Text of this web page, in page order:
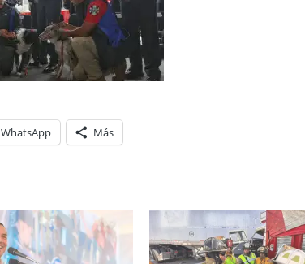
WhatsApp Más